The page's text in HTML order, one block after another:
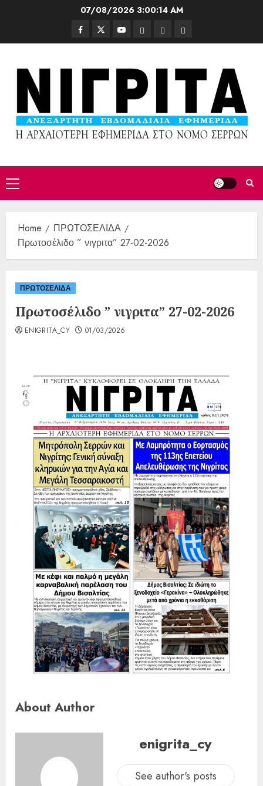
07/08/2026 3:00:16 AM
Home
ΠΡΩΤΟΣΕΛΙΔΑ
Πρωτοσέλιδο ” νιγριτα” 27-02-2026
ΠΡΩΤΟΣΕΛΙΔΑ
Πρωτοσέλιδο ” νιγριτα” 27-02-2026
ENIGRITA_CY 01/03/2026
About Author
enigrita_cy
See author's posts